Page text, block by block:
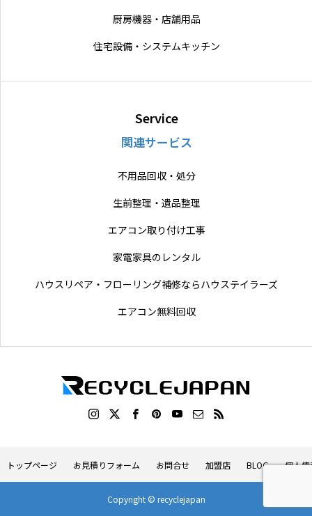
厨房機器・店舗用品
住宅設備・システムキッチン
Service
関連サービス
不用品回収・処分
生前整理・遺品整理
エアコン取り付け工事
家電家具のレンタル
ハウスリペア・フローリング補修ならハウステイラーズ
エアコン無料回収
トップページ お見積りフォーム お問合せ 加盟店 BLOG 個人
Copyright © recyclejapan